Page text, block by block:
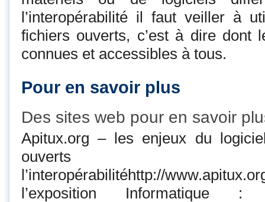
l’interopérabilité il faut veiller à
fichiers ouverts, c’est à dire dont
connues et accessibles à tous.
Pour en savoir plus
Des sites web pour en savoir
Apitux.org – les enjeux du
l’interopérabilitéhttp://
l’exposition